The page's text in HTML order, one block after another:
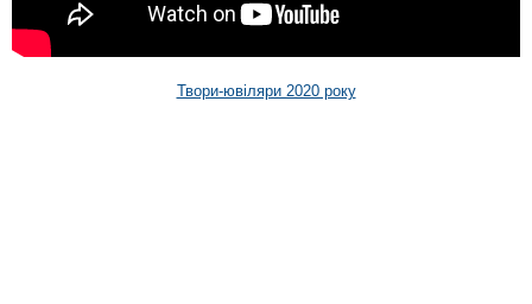
Твори-ювіляри 2020 року